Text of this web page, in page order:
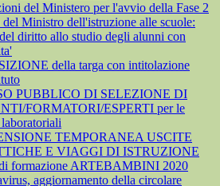
del Ministero per l'avvio della Fase 2
del Ministro dell'istruzione alle scuole:
diritto allo studio degli alunni con
della targa con intitolazione
PUBBLICO DI SELEZIONE DI
FORMATORI/ESPERTI per le
TEMPORANEA USCITE
E VIAGGI DI ISTRUZIONE
formazione ARTEBAMBINI 2020
aggiornamento della circolare